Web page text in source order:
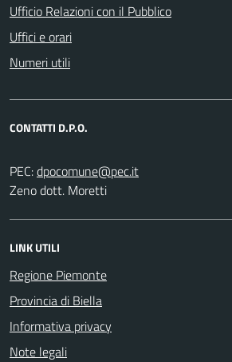
Ufficio Relazioni con il Pubblico
Uffici e orari
Numeri utili
CONTATTI D.P.O.
PEC:
Zeno dott. Moretti
LINK UTILI
Regione Piemonte
Provincia di Biella
Informativa privacy
Note legali